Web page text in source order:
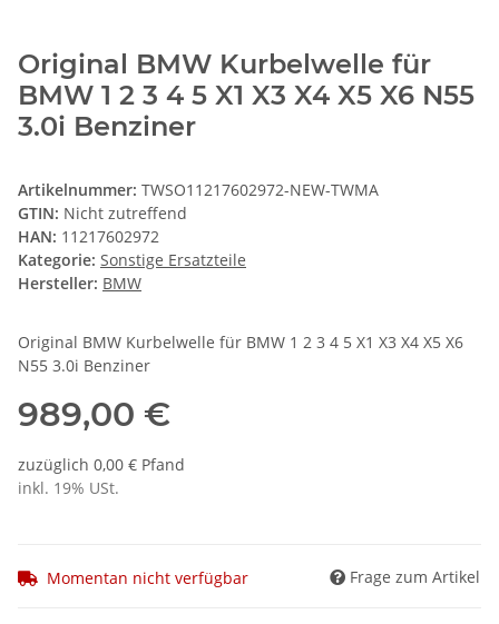
Original BMW Kurbelwelle für
BMW 1 2 3 4 5 X1 X3 X4 X5 X6 N55
3.0i Benziner
Artikelnummer: TWSO11217602972-NEW-TWMA
GTIN: Nicht zutreffend
HAN: 11217602972
Kategorie: Sonstige Ersatzteile
Hersteller: BMW
Original BMW Kurbelwelle für BMW 1 2 3 4 5 X1 X3 X4 X5 X6
N55 3.0i Benziner
989,00 €
zuzüglich 0,00 € Pfand
inkl. 19% USt.
Momentan nicht verfügbar Frage zum Artikel